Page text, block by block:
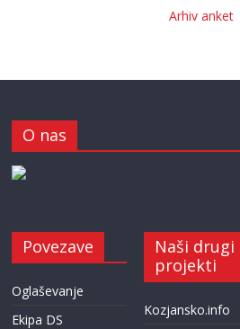
Arhiv anket
O nas
Povezave
Oglaševanje
Ekipa DS
Naši drugi
projekti
Kozjansko.info